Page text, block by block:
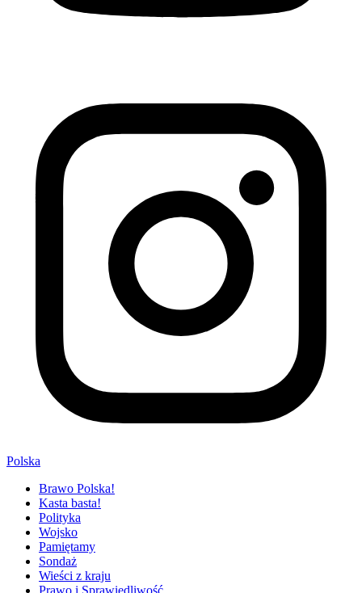
Polska
Brawo Polska!
Kasta basta!
Polityka
Wojsko
Pamiętamy
Sondaż
Wieści z kraju
Prawo i Sprawiedliwość